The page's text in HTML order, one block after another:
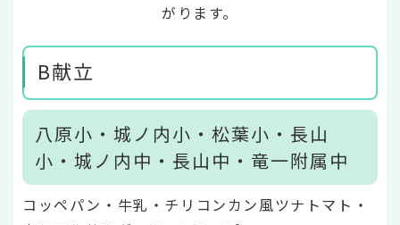
がります。
B献立
八原小・城ノ内小・松葉小・長山
小・城ノ内中・長山中・竜一附属中
コッペパン・牛乳・チリコンカン風ツナトマト・